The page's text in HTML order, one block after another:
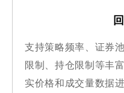
支持策略频率、证券
限制、持仓限制等丰
实价格和成交量数据